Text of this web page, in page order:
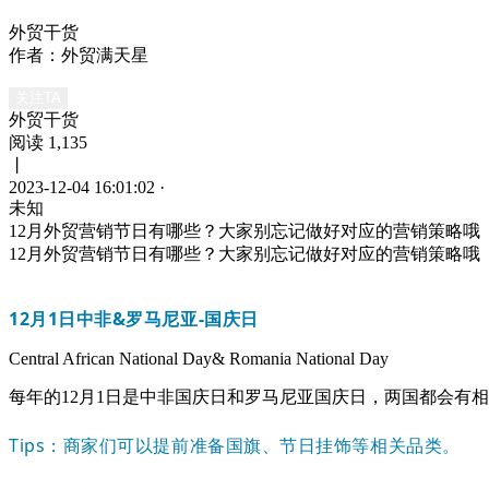
外贸干货
作者：外贸满天星
外贸干货
阅读 1,135
2023-12-04 16:01:02 ·
未知
12月外贸营销节日有哪些？大家别忘记做好对应的营销策略哦
12月外贸营销节日有哪些？大家别忘记做好对应的营销策略哦
12月1日中非&罗马尼亚-国庆日
Central African National Day& Romania National Day
每年的12月1日是中非国庆日和罗马尼亚国庆日，两国都会有相
Tips：商家们可以提前准备国旗、节日挂饰等相关品类。